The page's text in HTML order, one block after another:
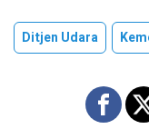
Ditjen Udara